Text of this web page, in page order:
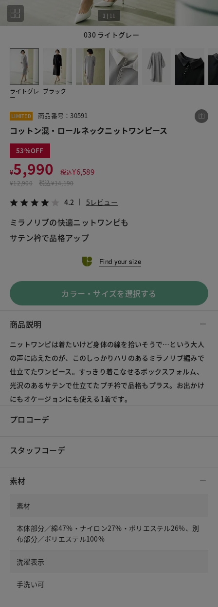
030 ライトグレー
1 | 11
ライトグレ
ー
ブラック
LIMITED 商品番号：30591
コットン混・ロールネックニットワンピース
53
¥5,990 税込¥6,589
¥12,900 税込¥14,190
4.2 5レビュー
ミラノリブの快適ニットワンピも
サテン衿で品格アップ
Find your size
カラー・サイズを選択する
商品説明
ニットワンピは着たいけど身体の線を拾いそうで…という大人
の声に応えたのが、このしっかりハリのあるミラノリブ編みで
仕立てたワンピース。すっきり着こなせるボックスフォルム、
光沢のあるサテンで仕立てたプチ衿で品格もプラス。お出かけ
にもオケージョンにも使える1着です。
プロコーデ
スタッフコーデ
素材
素材
本体部分／綿47%・ナイロン27%・ポリエステル26%、別
布部分／ポリエステル100%
洗濯表示
手洗い可
この商品をシェアする
¥5,990
税込¥6,589
LINE